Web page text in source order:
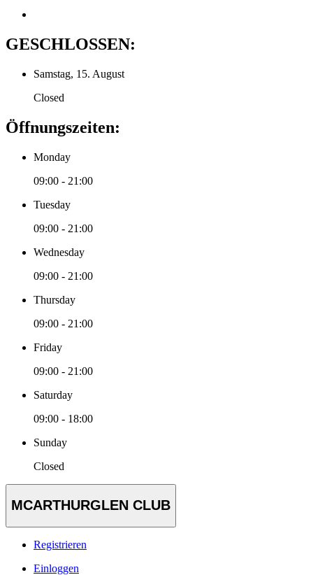
GESCHLOSSEN:
Samstag, 15. August
Closed
Öffnungszeiten:
Monday
09:00 - 21:00
Tuesday
09:00 - 21:00
Wednesday
09:00 - 21:00
Thursday
09:00 - 21:00
Friday
09:00 - 21:00
Saturday
09:00 - 18:00
Sunday
Closed
MCARTHURGLEN CLUB
Registrieren
Einloggen